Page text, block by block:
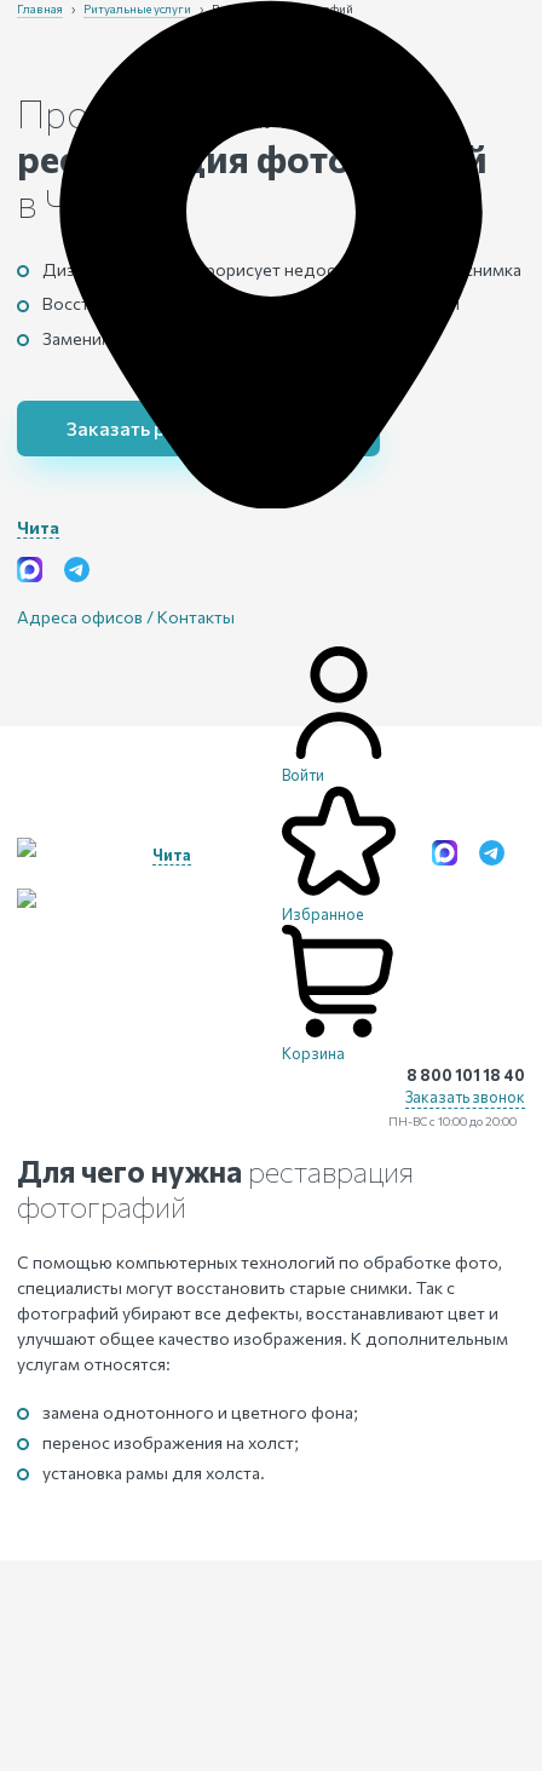
Чита
Адреса офисов / Контакты
Чита
Войти
Избранное
Корзина
8 800 101 18 40
Заказать звонок
ПН-ВС с 10:00 до 20:00
Главная › Ритуальные услуги › Реставрация фотографий
Профессиональная
реставрация фотографий
в Чите
Дизайнер вручную прорисует недостающие детали снимка
Восстановим изображения с заломами и складками
Заменим фон по готовому макету бесплатно
Заказать реставрацию фото
Для чего нужна реставрация
фотографий
С помощью компьютерных технологий по обработке фото,
специалисты могут восстановить старые снимки. Так с
фотографий убирают все дефекты, восстанавливают цвет и
улучшают общее качество изображения. К дополнительным
услугам относятся:
замена однотонного и цветного фона;
перенос изображения на холст;
установка рамы для холста.